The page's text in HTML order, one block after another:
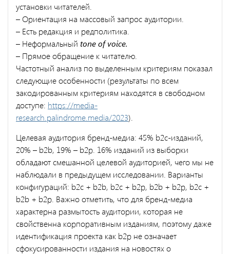
установки читателей.
– Ориентация на массовый запрос аудитории.
– Есть редакция и редполитика.
– Неформальный tone of voice.
– Прямое обращение к читателю.
Частотный анализ по выделенным критериям показал
следующие особенности (результаты по всем
закодированным критериям находятся в свободном
доступе: https://media-
research.palindrome.media/2023).
Целевая аудитория бренд-медиа: 45% b2c-изданий,
20% – b2b, 19% – b2p. 16% изданий из выборки
обладают смешанной целевой аудиторией, чего мы не
наблюдали в предыдущем исследовании. Варианты
конфигураций: b2c + b2b, b2c + b2p, b2b + b2p, b2c +
b2b + b2p. Важно отметить, что для бренд-медиа
характерна размытость аудитории, которая не
свойственна корпоративным изданиям, поэтому даже
идентификация проекта как b2p не означает
сфокусированности издания на новостях о